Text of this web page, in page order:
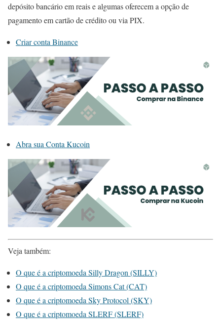
depósito bancário em reais e algumas oferecem a opção de
pagamento em cartão de crédito ou via PIX.
Criar conta Binance
Abra sua Conta Kucoin
Veja também:
O que é a criptomoeda Silly Dragon (SILLY)
O que é a criptomoeda Simons Cat (CAT)
O que é a criptomoeda Sky Protocol (SKY)
O que é a criptomoeda SLERF (SLERF)